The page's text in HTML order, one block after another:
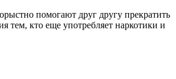
помогают друг другу прекратить
тем, кто еще употребляет наркотики и